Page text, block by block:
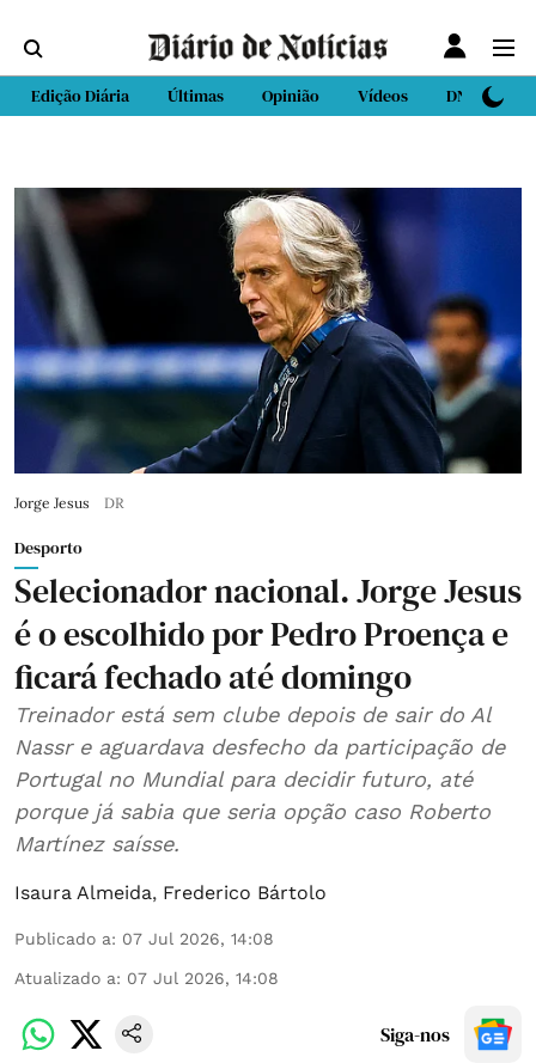
Edição Diária Últimas Opinião Vídeos DN Sport
Jorge Jesus DR
Desporto
Selecionador nacional. Jorge Jesus
é o escolhido por Pedro Proença e
ficará fechado até domingo
Treinador está sem clube depois de sair do Al
Nassr e aguardava desfecho da participação de
Portugal no Mundial para decidir futuro, até
porque já sabia que seria opção caso Roberto
Martínez saísse.
Isaura Almeida, Frederico Bártolo
Publicado a: 07 Jul 2026, 14:08
Atualizado a: 07 Jul 2026, 14:08
Siga-nos